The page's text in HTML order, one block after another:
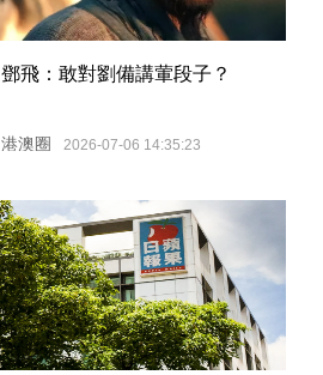
鄧飛：敢對劉備講葷段子？
港澳圈 2026-07-06 14:35:23